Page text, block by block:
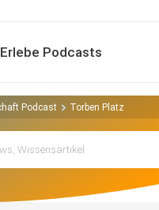
Erlebe Podcasts
Podcast Torben Platzer